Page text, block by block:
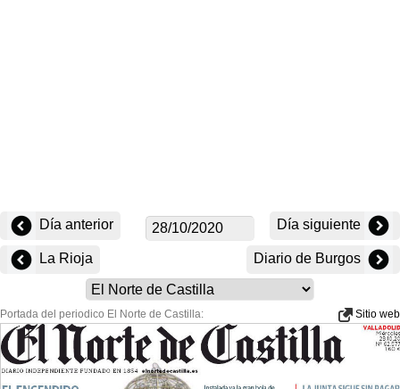
Día anterior Día siguiente
La Rioja Diario de Burgos
Portada del periodico El Norte de Castilla: Sitio web